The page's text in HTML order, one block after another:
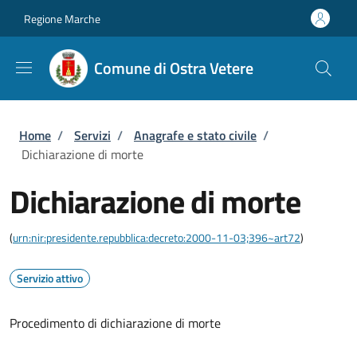
Regione Marche
Comune di Ostra Vetere
Briciole di pane
Home / Servizi / Anagrafe e stato civile /
Dichiarazione di morte
Dichiarazione di morte
(urn:nir:presidente.repubblica:decreto:2000-11-03;396~art72)
Servizio attivo
Procedimento di dichiarazione di morte